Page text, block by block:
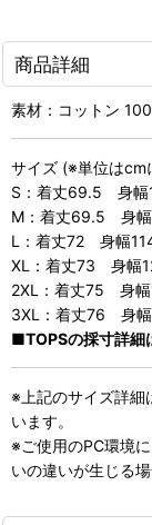
商品詳細
素材：コットン
サイズ (※単位はcm
S：着丈69.5 身
M：着丈69.5 身
L：着丈72 身幅
XL：着丈73 身
2XL：着丈75 身
3XL：着丈76 身
■TOPSの採寸詳細
※上記のサイズ詳細
います。
※ご使用のPC環境
いの違いが生じる場